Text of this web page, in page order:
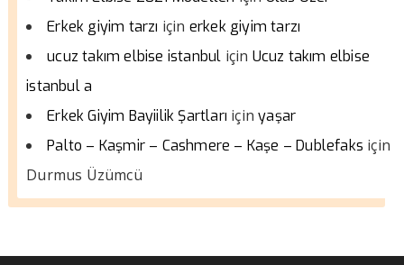
Erkek giyim tarzı için erkek giyim tarzı
ucuz takım elbise istanbul için Ucuz takım elbise
istanbul a
Erkek Giyim Bayiilik Şartları içinyaşar
Palto – Kaşmir – Cashmere – Kaşe – Dublefaks için
Durmus Üzümcü